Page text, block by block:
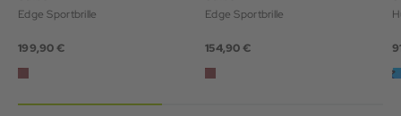
Edge Sportbrille
199,90 €
Edge Sportbrille
154,90 €